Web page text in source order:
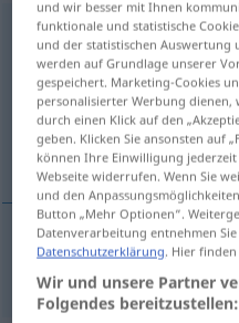
unbeschützt [ˌʊnbəˈʃʏtst;
Übersicht aller
(Für mehr Details die
unprotected
unprotected unbeschützt
und wir besser mit Ihnen
funktionale und statistische
und der statistischen Auswertung
werden auf Grundlage unserer
gespeichert. Marketing-Cookies
personalisierter Werbung dienen,
durch einen Klick auf den
geben. Klicken Sie ansonsten auf
können Ihre Einwilligung
Webseite widerrufen. Wenn Sie
und den
Button „Mehr Optionen“.
Datenverarbeitung entnehmen
Datenschutzerklärung. Hier
Wir und unsere Partner
Folgendes bereitzustellen: